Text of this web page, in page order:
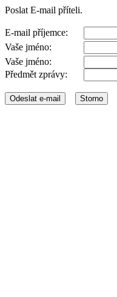
Poslat E-mail příteli.
E-mail příjemce:
Vaše jméno:
Vaše jméno:
Předmět zprávy: